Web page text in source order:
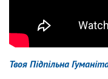
Твоя Підпільна